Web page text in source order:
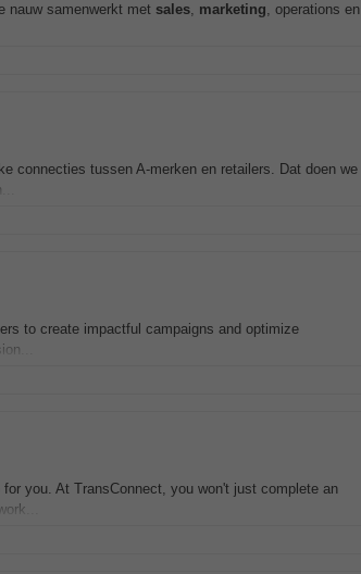
nauw samenwerkt met sales, marketing, operations en
connecties tussen A‑merken en retailers. Dat doen we
to create impactful campaigns and optimize
you. At TransConnect, you won't just complete an